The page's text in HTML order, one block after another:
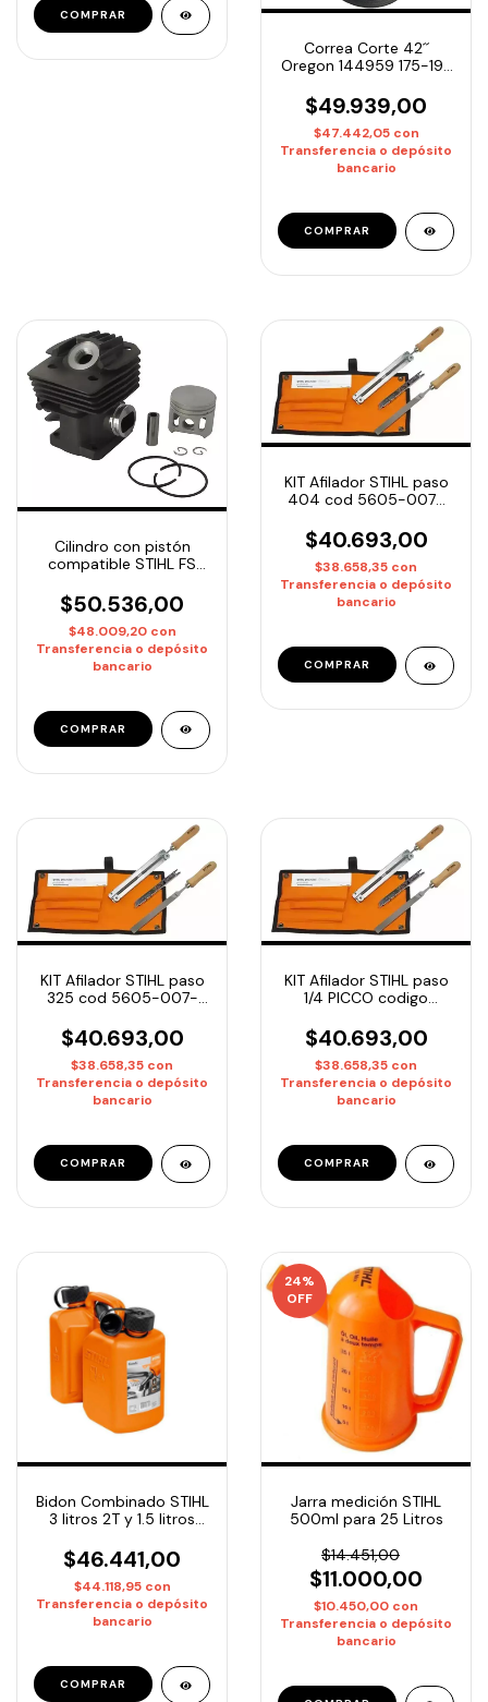
Correa Corte 42´´
Oregon 144959 175-197
Premium
$49.939,00
$47.442,05 con
Transferencia o depósito
bancario
Cilindro con pistón
compatible STIHL FS
$50.536,00
$48.009,20 con
Transferencia o depósito
bancario
KIT Afilador STIHL paso
404 cod 5605-007-
$40.693,00
$38.658,35 con
Transferencia o depósito
bancario
KIT Afilador STIHL paso
325 cod 5605-007-
$40.693,00
$38.658,35 con
Transferencia o depósito
bancario
KIT Afilador STIHL paso
1/4 PICCO codigo
$40.693,00
$38.658,35 con
Transferencia o depósito
bancario
Bidon Combinado STIHL
3 litros 2T y 1.5 litros
0000-881-0124
$46.441,00
$44.118,95 con
Transferencia o depósito
bancario
24%
OFF
Jarra medición STIHL
500ml para 25 Litros
$14.451,00
$11.000,00
$10.450,00 con
Transferencia o depósito
bancario